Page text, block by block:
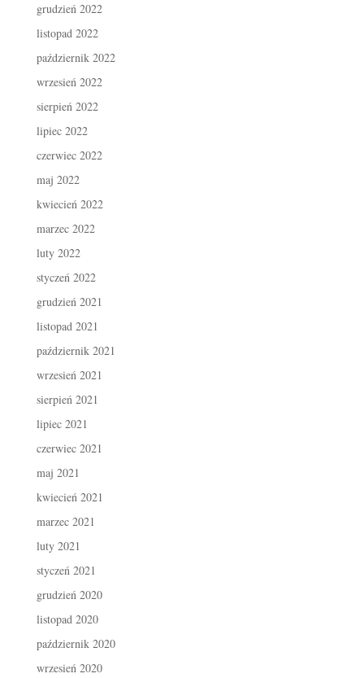
grudzień 2022
listopad 2022
październik 2022
wrzesień 2022
sierpień 2022
lipiec 2022
czerwiec 2022
maj 2022
kwiecień 2022
marzec 2022
luty 2022
styczeń 2022
grudzień 2021
listopad 2021
październik 2021
wrzesień 2021
sierpień 2021
lipiec 2021
czerwiec 2021
maj 2021
kwiecień 2021
marzec 2021
luty 2021
styczeń 2021
grudzień 2020
listopad 2020
październik 2020
wrzesień 2020